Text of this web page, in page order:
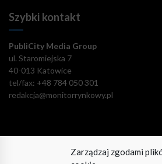
Zarządzaj zgodami
Szybki kontakt
PubliCity Media Group
ul. Staromiejska 7
40-013 Katowice
tel/fax: +48 784 050 301
redakcja@monitorrynkowy.pl
Pozostańmy w kontakcie!